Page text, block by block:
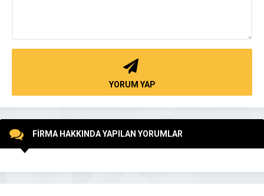
YORUM YAP
FİRMA HAKKINDA YAPILAN YORUMLAR